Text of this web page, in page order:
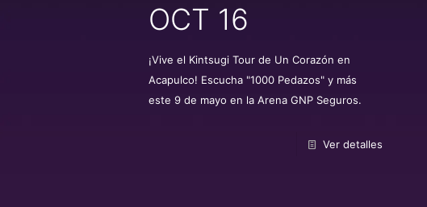
OCT 16
¡Vive el Kintsugi Tour de Un Corazón en
Acapulco! Escucha "1000 Pedazos" y más
este 9 de mayo en la Arena GNP Seguros.
Ver detalles